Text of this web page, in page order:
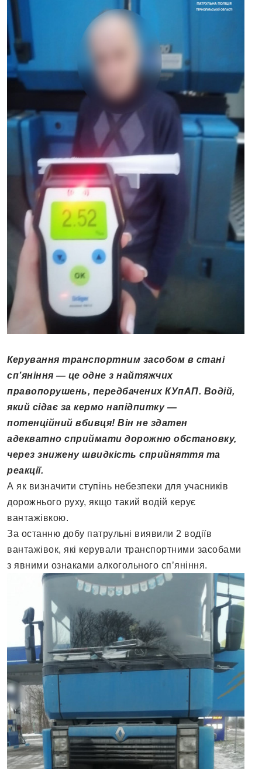
Керування транспортним засобом в стані
сп’яніння — це одне з найтяжчих
правопорушень, передбачених КУпАП. Водій,
який сідає за кермо напідпитку —
потенційний вбивця! Він не здатен
адекватно сприймати дорожню обстановку,
через знижену швидкість сприйняття та
реакції.
А як визначити ступінь небезпеки для учасників
дорожнього руху, якщо такий водій керує
вантажівкою.
За останню добу патрульні виявили 2 водіїв
вантажівок, які керували транспортними засобами
з явними ознаками алкогольного сп’яніння.